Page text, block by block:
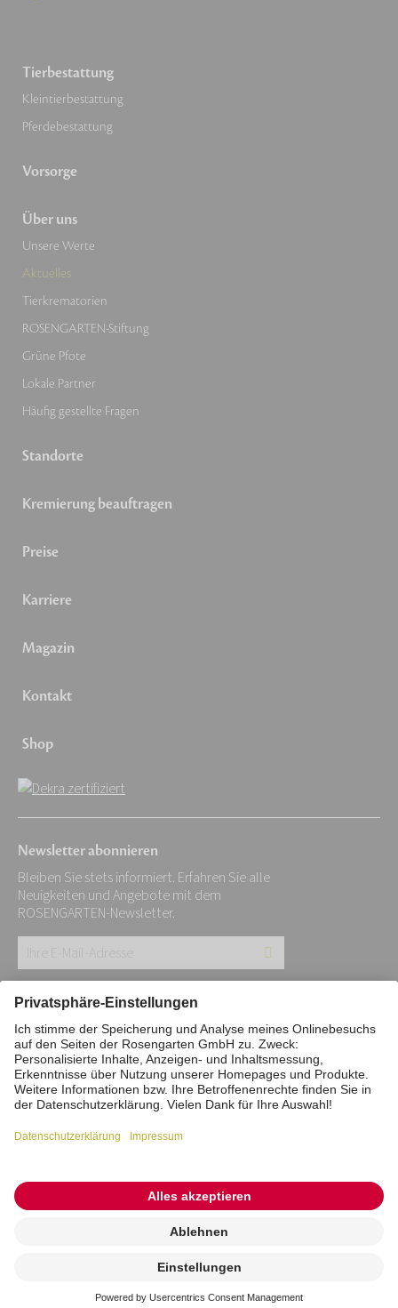
beauftragen
Tierbestattung
Kleintierbestattung
Pferdebestattung
Vorsorge
Über uns
Unsere Werte
Aktuelles
Tierkrematorien
ROSENGARTEN-Stiftung
Grüne Pfote
Lokale Partner
Häufig gestellte Fragen
Standorte
Kremierung beauftragen
Preise
Karriere
Magazin
Kontakt
Shop
Newsletter abonnieren
Bleiben Sie stets informiert. Erfahren Sie alle
Neuigkeiten und Angebote mit dem
ROSENGARTEN-Newsletter.
E-
Mail-
Adresse:
*
Impressum Datenschutz
Stiftung
Interne Meldestelle
Zahlungsmittel
Barrierefreiheitserklärung
Vertrag widerrufen
© 2026 ROSENGARTEN-Tierbestattung